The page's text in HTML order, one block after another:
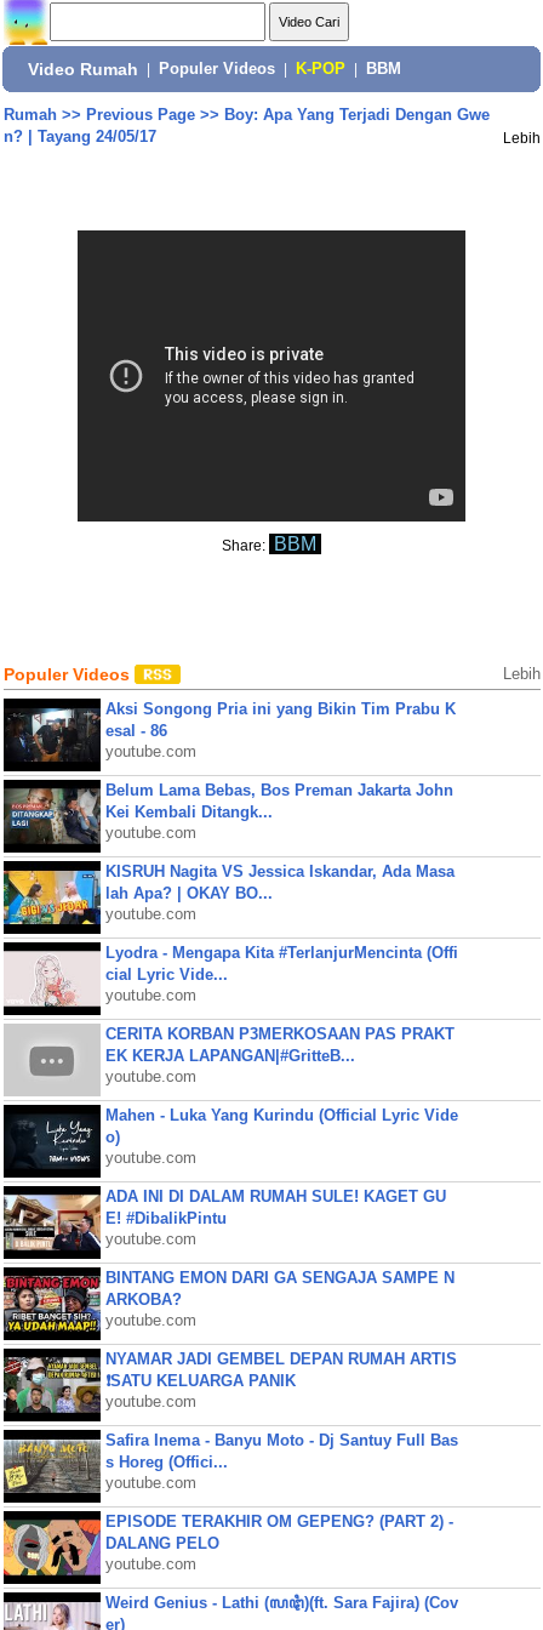
Video Rumah Populer Videos K-POP BBM
Rumah>> Previous Page>> Boy: Apa Yang Terjadi Dengan Gwe
n? | Tayang 24/05/17
Lebih
Share: BBM
Populer Videos Lebih
Aksi Songong Pria ini yang Bikin Tim Prabu K
esal - 86
youtube.com
Belum Lama Bebas, Bos Preman Jakarta John
Kei Kembali Ditangk...
youtube.com
KISRUH Nagita VS Jessica Iskandar, Ada Masa
lah Apa? | OKAY BO...
youtube.com
Lyodra - Mengapa Kita #TerlanjurMencinta (Offi
cial Lyric Vide...
youtube.com
CERITA KORBAN P3MERKOSAAN PAS PRAKT
EK KERJA LAPANGAN|#GritteB...
youtube.com
Mahen - Luka Yang Kurindu (Official Lyric Vide
o)
youtube.com
ADA INI DI DALAM RUMAH SULE! KAGET GU
E! #DibalikPintu
youtube.com
BINTANG EMON DARI GA SENGAJA SAMPE N
ARKOBA?
youtube.com
NYAMAR JADI GEMBEL DEPAN RUMAH ARTIS
❗SATU KELUARGA PANIK
youtube.com
Safira Inema - Banyu Moto - Dj Santuy Full Bas
s Horeg (Offici...
youtube.com
EPISODE TERAKHIR OM GEPENG? (PART 2) -
DALANG PELO
youtube.com
Weird Genius - Lathi (ꦭꦛꦶ)(ft. Sara Fajira) (Cov
er)